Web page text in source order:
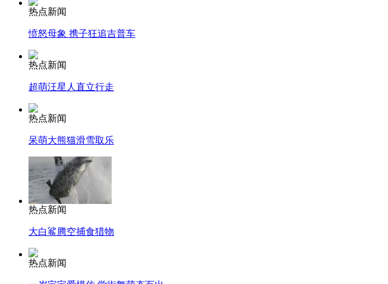
热点新闻
愤怒母象 携子狂追吉普车
热点新闻
超萌汪星人直立行走
热点新闻
呆萌大熊猫滑雪取乐
热点新闻
大白鲨腾空捕食猎物
热点新闻